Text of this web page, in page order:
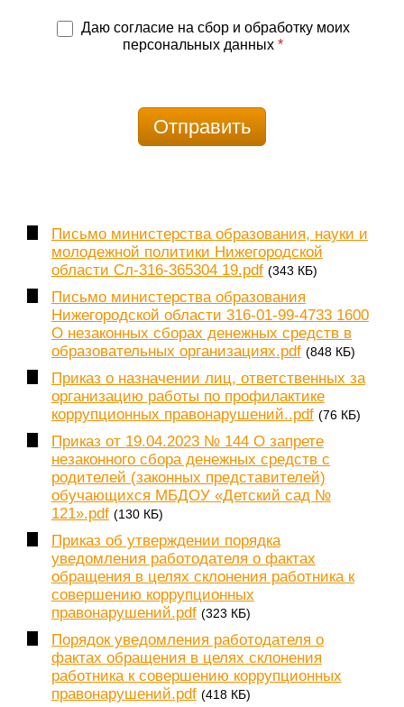
Даю согласие на сбор и обработку моих
персональных данных *
Отправить
Письмо министерства образования, науки и
молодежной политики Нижегородской
области Сл-316-365304 19.pdf (343 КБ)
Письмо министерства образования
Нижегородской области 316-01-99-4733 1600
О незаконных сборах денежных средств в
образовательных организациях.pdf (848 КБ)
Приказ о назначении лиц, ответственных за
организацию работы по профилактике
коррупционных правонарушений..pdf (76 КБ)
Приказ от 19.04.2023 № 144 О запрете
незаконного сбора денежных средств с
родителей (законных представителей)
обучающихся МБДОУ «Детский сад №
121».pdf (130 КБ)
Приказ об утверждении порядка
уведомления работодателя о фактах
обращения в целях склонения работника к
совершению коррупционных
правонарушений.pdf (323 КБ)
Порядок уведомления работодателя о
фактах обращения в целях склонения
работника к совершению коррупционных
правонарушений.pdf (418 КБ)